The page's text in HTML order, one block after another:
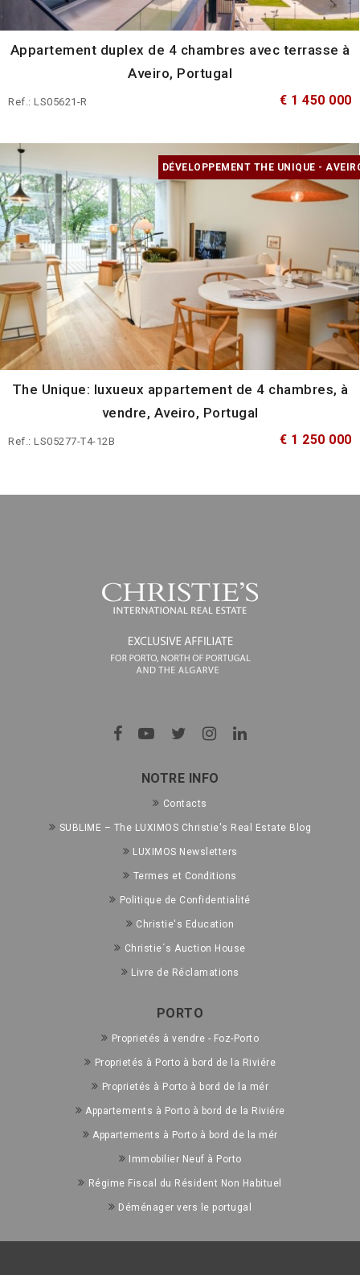
Appartement duplex de 4 chambres avec terrasse à
Aveiro, Portugal
Ref.: LS05621-R € 1 450 000
DÉVELOPPEMENT THE UNIQUE -
The Unique: luxueux appartement de 4 chambres, à
vendre, Aveiro, Portugal
Ref.: LS05277-T4-12B € 1 250 000
NOTRE INFO
Contacts
SUBLIME – The LUXIMOS Christie's Real Estate Blog
LUXIMOS Newsletters
Termes et Conditions
Politique de Confidentialité
Christie's Education
Christie´s Auction House
Livre de Réclamations
PORTO
Proprietés à vendre - Foz-Porto
Proprietés à Porto à bord de la Riviére
Proprietés à Porto à bord de la mér
Appartements à Porto à bord de la Riviére
Appartements à Porto à bord de la mér
Immobilier Neuf à Porto
Régime Fiscal du Résident Non Habituel
Déménager vers le portugal